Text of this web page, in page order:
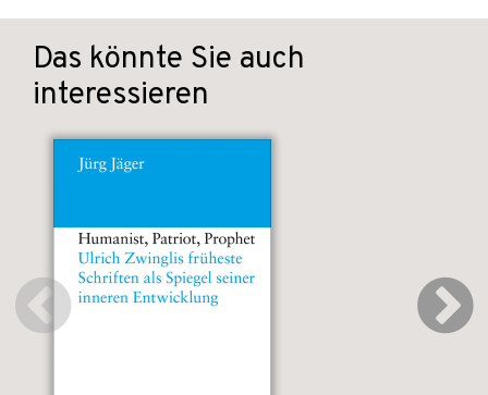
Das könnte Sie auch
interessieren